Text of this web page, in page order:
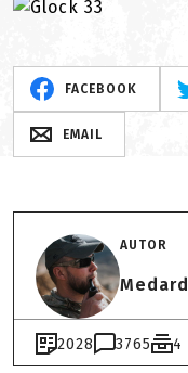
FACEBOOK
EMAIL
AUTOR
Medard
2028 3765 4